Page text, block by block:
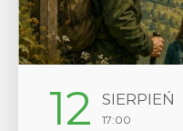
29 SIERPIEŃ
08:00 - 18:00